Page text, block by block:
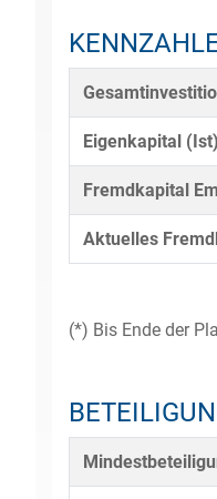
Eigenkapital
Fremdkapital
Aktuelles
(*) Bis Ende der